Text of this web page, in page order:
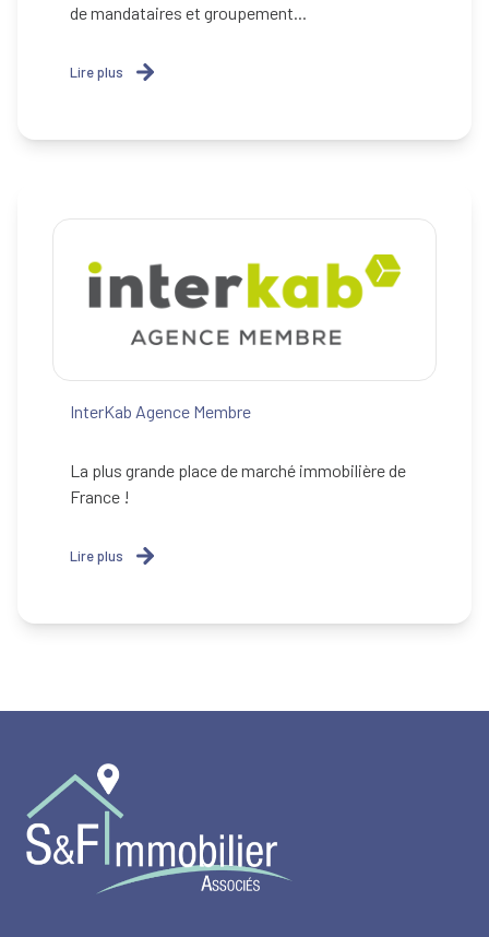
de mandataires et groupement...
Lire plus
InterKab Agence Membre
La plus grande place de marché immobilière de
France !
Lire plus